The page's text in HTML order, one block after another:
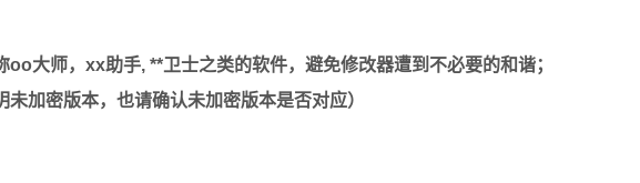
大师，xx助手, **卫士之类的软件，避免修改器遭到不必要的和谐；
加密版本，也请确认未加密版本是否对应）